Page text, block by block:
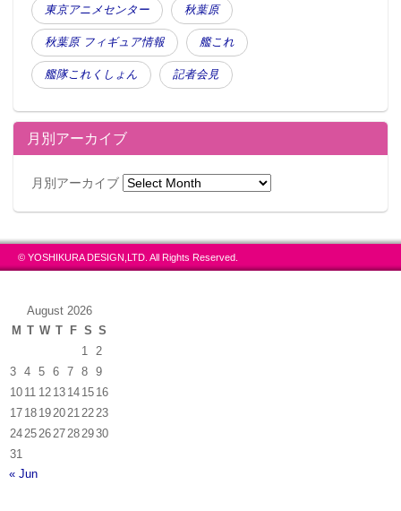
東京アニメセンター 秋葉原
秋葉原 フィギュア情報 艦これ
艦隊これくしょん 記者会見
月別アーカイブ
月別アーカイブ
© YOSHIKURA DESIGN,LTD. All Rights Reserved.
August 2026
M T W T F S S
1
2
3
4 5 6 7 8
9
10 11 12 13 14 15 16
17 18 19 20 21 22 23
24 25 26 27 28 2930
31
« Jun